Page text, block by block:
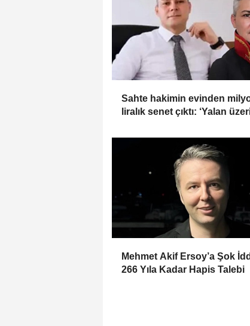
Sahte hakimin evinden
liralık senet çıktı: ‘Yalan
Mehmet Akif Ersoy’a Şok
266 Yıla Kadar Hapis Talebi